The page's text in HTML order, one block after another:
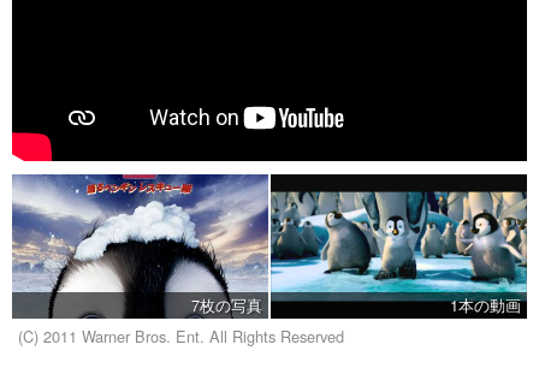
7枚の写真
1本の動画
(C) 2011 Warner Bros. Ent. All Rights Reserved